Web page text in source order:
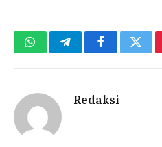
WhatsAppTelegramFacebook
Redaksi